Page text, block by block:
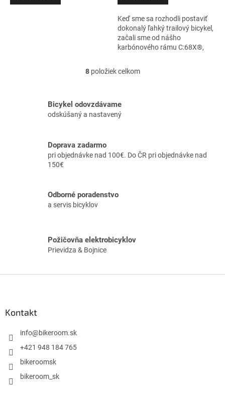
Keď sme sa rozhodli postaviť
dokonalý ľahký trailový bicykel,
začali sme od nášho
karbónového rámu C:68X®,
triede....
O
á
d
e
p
y
i
8položiek celkom
Bicykel odovzdávame
odskúšaný a nastavený
Doprava zadarmo
pri objednávke nad 100€. Do ČR pri objednávke nad
150€
Odborné poradenstvo
a servis bicyklov
Požičovňa elektrobicyklov
Prievidza & Bojnice
Kontakt
info@bikeroom.sk
+421 948 184 765
bikeroomsk
bikeroom_sk